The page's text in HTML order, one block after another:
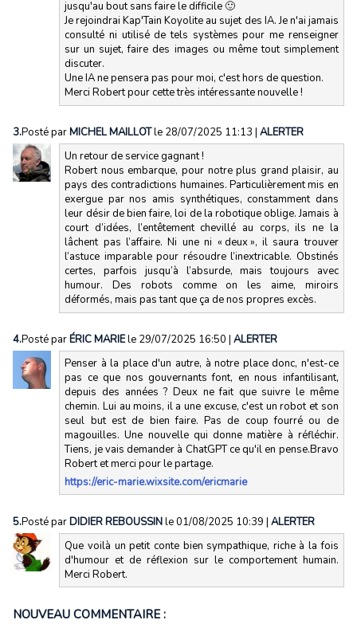
jusqu'au bout sans faire le difficile 🙂
Je rejoindrai Kap'Tain Koyolite au sujet des IA. Je n'ai jamais
consulté ni utilisé de tels systèmes pour me renseigner
sur un sujet, faire des images ou même tout simplement
discuter.
Une IA ne pensera pas pour moi, c'est hors de question.
Merci Robert pour cette très intéressante nouvelle !
3.Posté parMICHEL MAILLOTle 28/07/2025 11:13 | ALERTER
Un retour de service gagnant !
Robert nous embarque, pour notre plus grand plaisir, au
pays des contradictions humaines. Particulièrement mis en
exergue par nos amis synthétiques, constamment dans
leur désir de bien faire, loi de la robotique oblige. Jamais à
court d’idées, l’entêtement chevillé au corps, ils ne la
lâchent pas l’affaire. Ni une ni « deux », il saura trouver
l’astuce imparable pour résoudre l’inextricable. Obstinés
certes, parfois jusqu’à l’absurde, mais toujours avec
humour. Des robots comme on les aime, miroirs
déformés, mais pas tant que ça de nos propres excès.
4.Posté parÉRIC MARIEle 29/07/2025 16:50 | ALERTER
Penser à la place d'un autre, à notre place donc, n'est-ce
pas ce que nos gouvernants font, en nous infantilisant,
depuis des années ? Deux ne fait que suivre le même
chemin. Lui au moins, il a une excuse, c'est un robot et son
seul but est de bien faire. Pas de coup fourré ou de
magouilles. Une nouvelle qui donne matière à réfléchir.
Tiens, je vais demander à ChatGPT ce qu'il en pense.Bravo
Robert et merci pour le partage.
https://eric-marie.wixsite.com/ericmarie
5.Posté parDIDIER REBOUSSINle 01/08/2025 10:39 | ALERTER
Que voilà un petit conte bien sympathique, riche à la fois
d'humour et de réflexion sur le comportement humain.
Merci Robert.
NOUVEAU COMMENTAIRE :